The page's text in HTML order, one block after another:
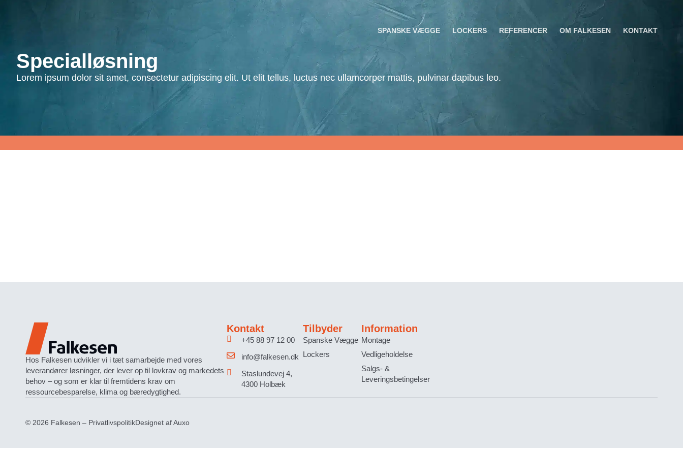
+45 88 97 12 00
SPANSKE VÆGGE
LOCKERS REFERENCER OM FALKESEN KONTAKT
Specialløsning
Lorem ipsum dolor sit amet, consectetur adipiscing elit. Ut elit tellus, luctus nec ullamcorper mattis, pulvinar dapibus leo.
Hos Falkesen udvikler vi i tæt samarbejde med vores
leverandører løsninger, der lever op til lovkrav og markedets
behov – og som er klar til fremtidens krav om
ressourcebesparelse, klima og bæredygtighed.
Kontakt
+45 88 97 12 00
info@falkesen.dk
Staslundevej 4,
4300 Holbæk
Tilbyder
Spanske Vægge
Lockers
Information
Montage
Vedligeholdelse
Salgs- &
Leveringsbetingelser
© 2026 Falkesen – PrivatlivspolitikDesignet afAuxo